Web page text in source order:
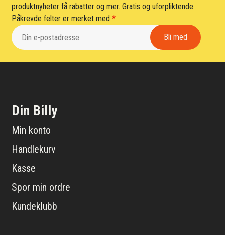
produktnyheter få rabatter og mer. Gratis og uforpliktende.
Påkrevde felter er merket med*
Din Billy
Min konto
Handlekurv
Kasse
Spor min ordre
Kundeklubb